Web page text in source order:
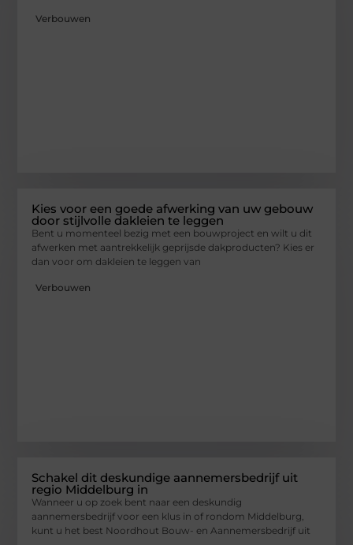
Verbouwen
Kies voor een goede afwerking van uw gebouw
door stijlvolle dakleien te leggen
Bent u momenteel bezig met een bouwproject en wilt u dit
afwerken met aantrekkelijk geprijsde dakproducten? Kies er
dan voor om dakleien te leggen van
Verbouwen
Schakel dit deskundige aannemersbedrijf uit
regio Middelburg in
Wanneer u op zoek bent naar een deskundig
aannemersbedrijf voor een klus in of rondom Middelburg,
kunt u het best Noordhout Bouw- en Aannemersbedrijf uit